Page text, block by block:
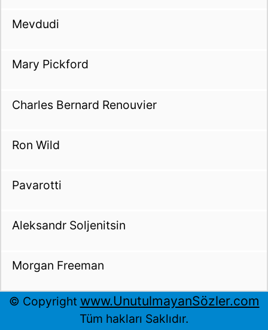
Mevdudi
Mary Pickford
Charles Bernard Renouvier
Ron Wild
Pavarotti
Aleksandr Soljenitsin
Morgan Freeman
© Copyright www.UnutulmayanSözler.com
Tüm hakları Saklıdır.